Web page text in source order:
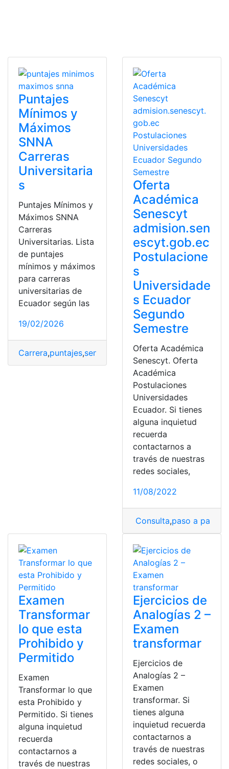
Puntajes
Mínimos y
Máximos
SNNA
Carreras
Universitaria
s
Puntajes Mínimos y
Máximos SNNA
Carreras
Universitarias. Lista
de puntajes
mínimos y máximos
para carreras
universitarias de
Ecuador según las
19/02/2026
Carrera,puntajes,senecyt SNNA,universitarios
Oferta
Académica
Senescyt
admision.sen
escyt.gob.ec
Postulacione
s
Universidade
s Ecuador
Segundo
Semestre
Oferta Académica
Senescyt. Oferta
Académica
Postulaciones
Universidades
Ecuador. Si tienes
alguna inquietud
recuerda
contactarnos a
través de nuestras
redes sociales,
11/08/2022
Consulta,paso a paso
Examen
Transformar
lo que esta
Prohibido y
Permitido
Examen
Transformar lo que
esta Prohibido y
Permitido. Si tienes
alguna inquietud
recuerda
contactarnos a
través de nuestras
Ejercicios de
Analogías 2 –
Examen
transformar
Ejercicios de
Analogías 2 –
Examen
transformar. Si
tienes alguna
inquietud recuerda
contactarnos a
través de nuestras
redes sociales, o